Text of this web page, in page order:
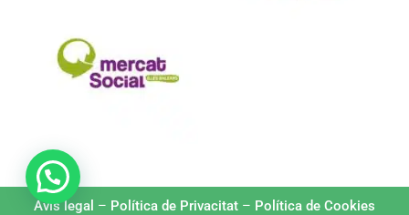
Avís legal – Política de Privacitat – Política de Cookies